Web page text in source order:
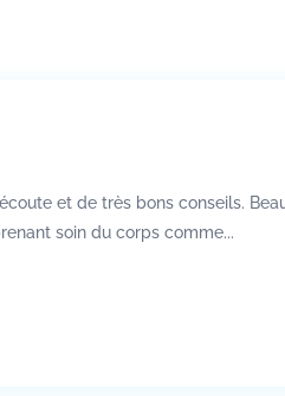
et de très bons conseils.
soin du corps comme...